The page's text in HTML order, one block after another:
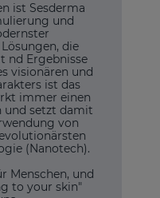
ist Sesderma
und
die
nd Ergebnisse
visionären und
ist das
immer einen
und setzt damit
von
(Nanotech).
Menschen, und
to your skin"